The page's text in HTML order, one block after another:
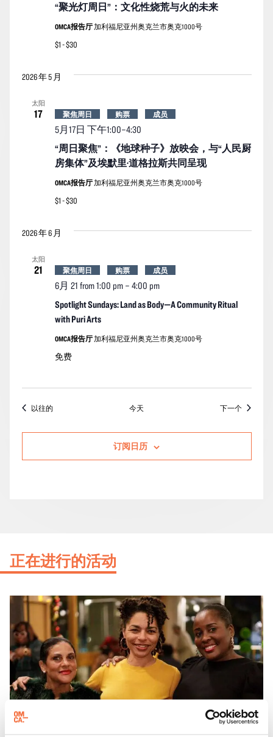
“聚光灯周日”：文化性烧荒与火的未来
OMCA报告厅加利福尼亚州奥克兰市奥克1000号
$1 - $30
2026 年 5 月
太阳
17
“周日聚焦”：《地球种子》放映会，与“人民厨
房集体”及埃默里·道格拉斯共同呈现
5月17日 下午1:00–4:30
聚焦周日 购票 成员
OMCA报告厅加利福尼亚州奥克兰市奥克1000号
$1 - $30
2026 年 6 月
太阳
21
Spotlight Sundays: Land as Body—A Community Ritual
with Puri Arts
6月 21 from 1:00 pm– 4:00 pm
聚焦周日 购票 成员
OMCA报告厅加利福尼亚州奥克兰市奥克1000号
免费
以往的活动 今天 下一个活动
订阅日历
正在进行的活动